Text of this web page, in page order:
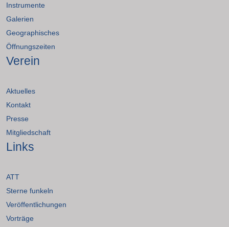
Instrumente
Galerien
Geographisches
Öffnungszeiten
Verein
Aktuelles
Kontakt
Presse
Mitgliedschaft
Links
ATT
Sterne funkeln
Veröffentlichungen
Vorträge